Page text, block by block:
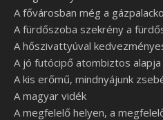
A fővárosban még a
A fürdőszoba szekrény a
A hőszivattyúval
A jó futócipő atombiztos
A kis erőmű, mindnyájunk
A magyar vidék
A megfelelő helyen, a